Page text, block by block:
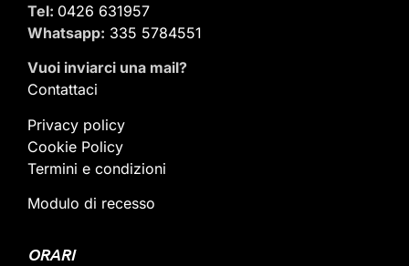
Tel: 0426 631957
Whatsapp: 335 5784551
Vuoi inviarci una mail?
Contattaci
Privacy policy
Cookie Policy
Termini e condizioni
Modulo di recesso
ORARI